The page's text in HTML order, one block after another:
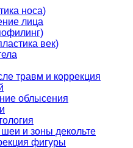
носа)
лица
век)
травм и коррекция
облысения
и зоны декольте
фигуры